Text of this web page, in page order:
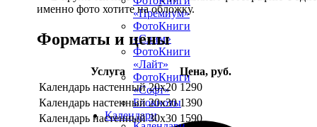
«Премиум»
ФотоКниги
«Слим»
ФотоКниги
«Лайт»
ФотоКниги
«Софт»
Блокноты
Календари
именно фото хотите на обложку.
Форматы и цены
Услуга
Цена, руб.
Календарь настенный 20х20 1290
Календарь настенный 20х30 1390
Календарь настенный 30х30 1590